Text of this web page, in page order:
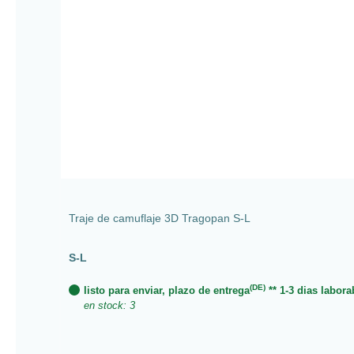
Traje de camuflaje 3D Tragopan S-L
S-L
listo para enviar, plazo de entrega(DE) ** 1-3 dias
en stock: 3